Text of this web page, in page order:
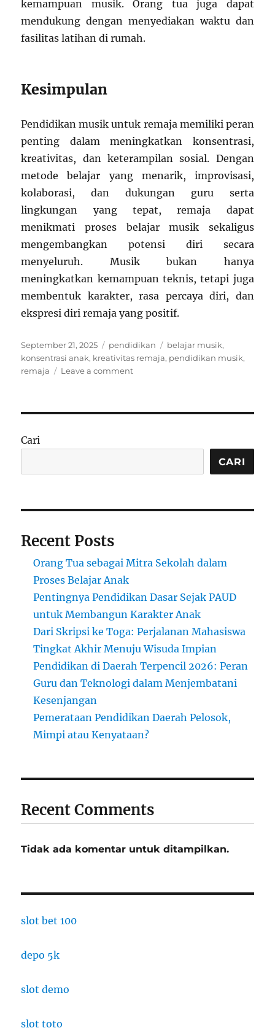
kemampuan musik. Orang tua juga dapat
mendukung dengan menyediakan waktu dan
fasilitas latihan di rumah.
Kesimpulan
Pendidikan musik untuk remaja memiliki peran
penting dalam meningkatkan konsentrasi,
kreativitas, dan keterampilan sosial. Dengan
metode belajar yang menarik, improvisasi,
kolaborasi, dan dukungan guru serta
lingkungan yang tepat, remaja dapat
menikmati proses belajar musik sekaligus
mengembangkan potensi diri secara
menyeluruh. Musik bukan hanya
meningkatkan kemampuan teknis, tetapi juga
membentuk karakter, rasa percaya diri, dan
ekspresi diri remaja yang positif.
Posted
on
September 21, 2025 Categories
pendidikan Tags
belajar musik,
konsentrasi anak, kreativitas remaja, pendidikan musik,
remaja
Leave a commenton
Konsentrasi
Kreativitas
Cari
CARI
Recent Posts
Orang Tua sebagai Mitra Sekolah dalam
Proses Belajar Anak
Pentingnya Pendidikan Dasar Sejak PAUD
untuk Membangun Karakter Anak
Dari Skripsi ke Toga: Perjalanan Mahasiswa
Tingkat Akhir Menuju Wisuda Impian
Pendidikan di Daerah Terpencil 2026: Peran
Guru dan Teknologi dalam Menjembatani
Kesenjangan
Pemerataan Pendidikan Daerah Pelosok,
Mimpi atau Kenyataan?
Recent Comments
Tidak ada komentar untuk ditampilkan.
slot bet 100
depo 5k
slot demo
slot toto